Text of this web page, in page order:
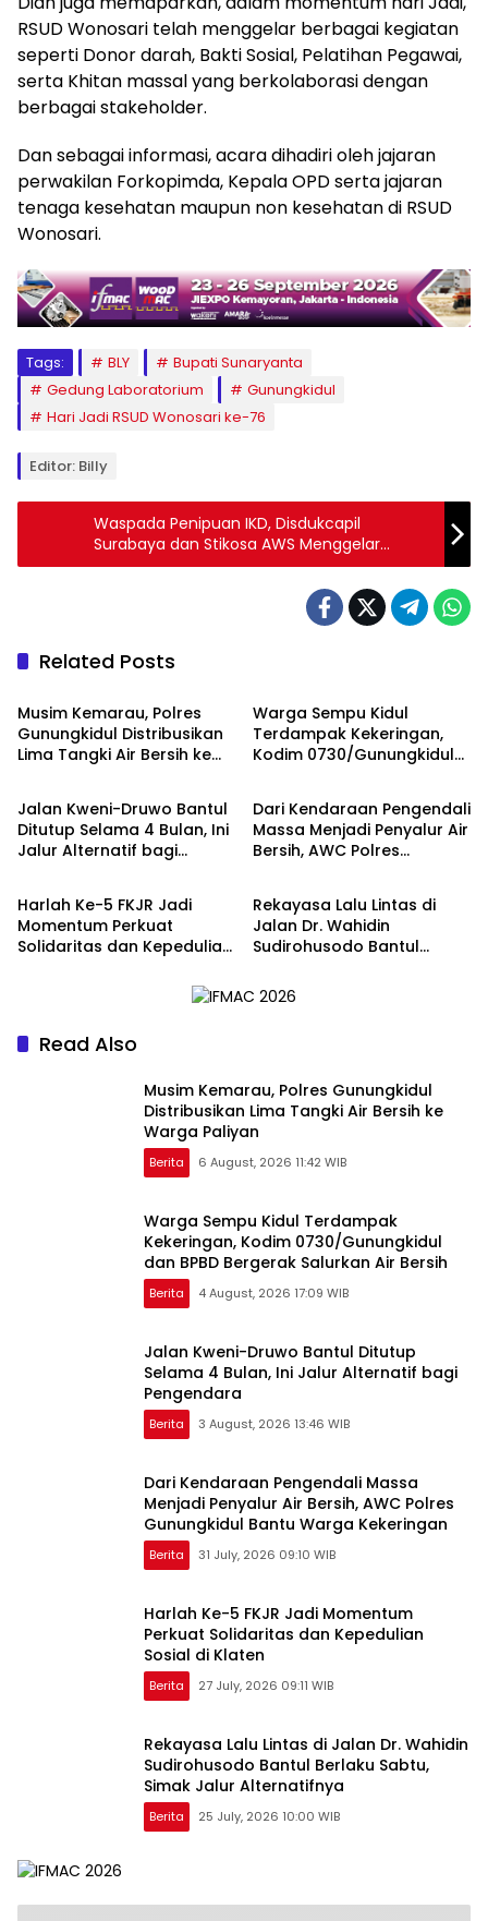
RSUD Wonosari telah menggelar berbagai kegiatan
seperti Donor darah, Bakti Sosial, Pelatihan Pegawai,
serta Khitan massal yang berkolaborasi dengan
berbagai stakeholder.
Dan sebagai informasi, acara dihadiri oleh jajaran
perwakilan Forkopimda, Kepala OPD serta jajaran
tenaga kesehatan maupun non kesehatan di RSUD
Wonosari.
Tags: BLY
Bupati Sunaryanta
Gedung Laboratorium
Gunungkidul
Hari Jadi RSUD Wonosari ke-76
Editor: Billy
Waspada Penipuan IKD, Disdukcapil
Surabaya dan Stikosa AWS Menggelar
Disdukcapil Goes to Campus
Related Posts
Berita
Musim Kemarau, Polres
Gunungkidul Distribusikan
Lima Tangki Air Bersih ke
Warga Sempu Kidul
Terdampak Kekeringan,
Kodim 0730/Gunungkidul
Berita
Jalan Kweni-Druwo Bantul
Ditutup Selama 4 Bulan, Ini
Jalur Alternatif bagi
Berita
Dari Kendaraan Pengendali
Massa Menjadi Penyalur Air
Bersih, AWC Polres
Berita
Harlah Ke-5 FKJR Jadi
Momentum Perkuat
Solidaritas dan Kepedulian
Berita
Rekayasa Lalu Lintas di
Jalan Dr. Wahidin
Sudirohusodo Bantul
Alternatifnya
Read Also
Musim Kemarau, Polres Gunungkidul
Distribusikan Lima Tangki Air Bersih ke
Warga Paliyan
Berita 6 August, 2026 11:42 WIB
Warga Sempu Kidul Terdampak
Kekeringan, Kodim 0730/Gunungkidul
dan BPBD Bergerak Salurkan Air Bersih
Berita 4 August, 2026 17:09 WIB
Jalan Kweni-Druwo Bantul Ditutup
Selama 4 Bulan, Ini Jalur Alternatif bagi
Pengendara
Berita 3 August, 2026 13:46 WIB
Dari Kendaraan Pengendali Massa
Menjadi Penyalur Air Bersih, AWC Polres
Gunungkidul Bantu Warga Kekeringan
Berita 31 July, 2026 09:10 WIB
Harlah Ke-5 FKJR Jadi Momentum
Perkuat Solidaritas dan Kepedulian
Sosial di Klaten
Berita 27 July, 2026 09:11 WIB
Rekayasa Lalu Lintas di Jalan Dr. Wahidin
Sudirohusodo Bantul Berlaku Sabtu,
Simak Jalur Alternatifnya
Berita 25 July, 2026 10:00 WIB